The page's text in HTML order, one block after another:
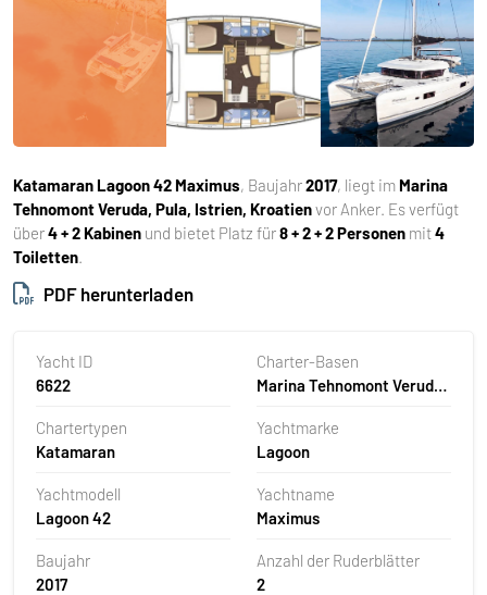
Katamaran Lagoon 42 Maximus, Baujahr2017, liegt im Marina
Tehnomont Veruda, Pula, Istrien, Kroatienvor Anker. Es verfügt
über4 + 2 Kabinen und bietet Platz für8 + 2 + 2 Personen mit4
Toiletten.
PDF herunterladen
Yacht ID
6622
Charter-Basen
Marina Tehnomont Veruda,
Chartertypen
Katamaran
Yachtmarke
Lagoon
Yachtmodell
Lagoon 42
Yachtname
Maximus
Baujahr
2017
Anzahl der Ruderblätter
2